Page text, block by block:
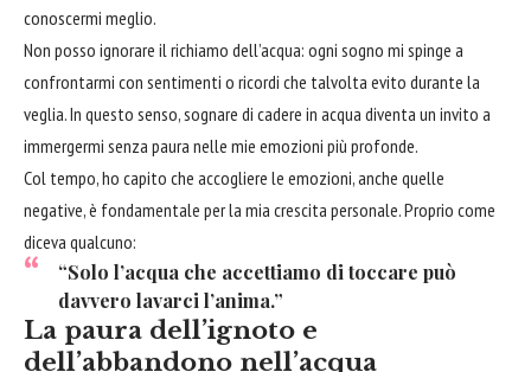
conoscermi meglio.
Non posso ignorare il richiamo dell’acqua: ogni sogno mi spinge a
confrontarmi con sentimenti o ricordi che talvolta evito durante la
veglia. In questo senso, sognare di cadere in acqua diventa un invito a
immergermi senza paura nelle mie emozioni più profonde.
Col tempo, ho capito che accogliere le emozioni, anche quelle
negative, è fondamentale per la mia crescita personale. Proprio come
diceva qualcuno:
“Solo l’acqua che accettiamo di toccare può
davvero lavarci l’anima.”
La paura dell’ignoto e
dell’abbandono nell’acqua